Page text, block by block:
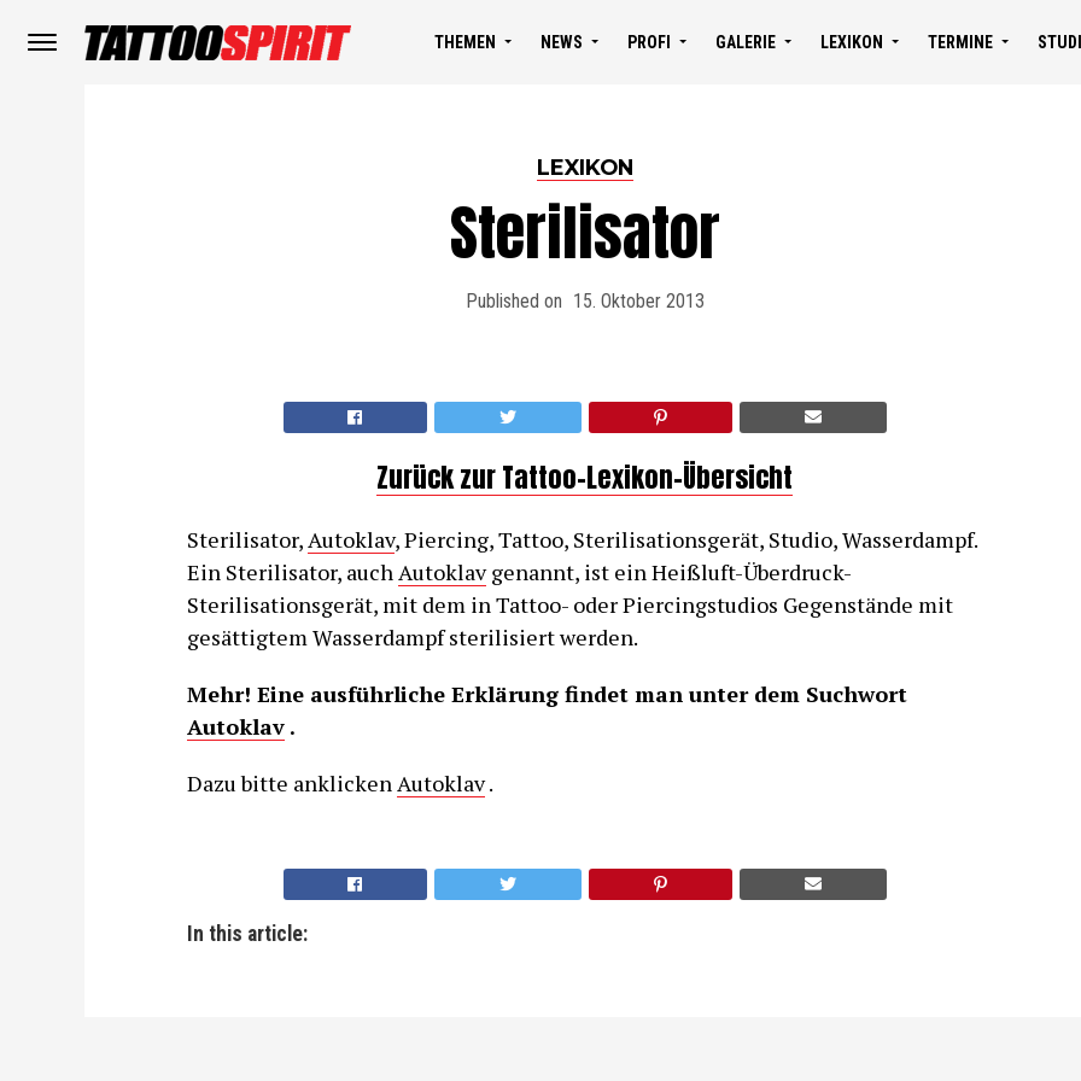
THEMEN NEWS PROFI GALERIE LEXIKON TERMINE
LEXIKON
Sterilisator
Published on 15. Oktober 2013
Zurück zur Tattoo-Lexikon-Übersicht
Sterilisator,Autoklav, Piercing, Tattoo, Sterilisationsgerät, Studio, Wasserdampf.
Ein Sterilisator, auchAutoklavgenannt, ist ein Heißluft-Überdruck-
Sterilisationsgerät, mit dem in Tattoo- oder Piercingstudios Gegenstände mit
gesättigtem Wasserdampf sterilisiert werden.
Mehr! Eine ausführliche Erklärung findet man unter dem Suchwort
Autoklav.
Dazu bitte anklickenAutoklav.
In this article: